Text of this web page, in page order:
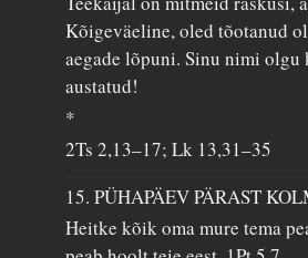
Kõigeväeline, oled tõotanud
aegade lõpuni. Sinu nimi
austatud!
*
2Ts 2,13–17; Lk 13,31–35
15. PÜHAPÄEV PÄRAST
Heitke kõik oma mure tema